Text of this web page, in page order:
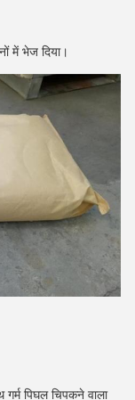
में भेज दिया।
पिघल चिपकने वाला